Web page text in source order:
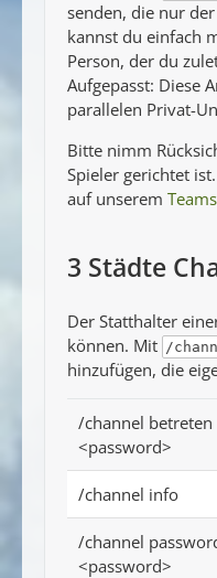
senden, die nur
kannst du einfach
Person, der du
Aufgepasst: Diese
parallelen Privat-
Bitte nimm
Spieler gerichtet
auf unserem
3 Städte
Der Statthalter
können. Mit /
hinzufügen, die
/channel betreten
<password>
/channel info
/channel
<password>